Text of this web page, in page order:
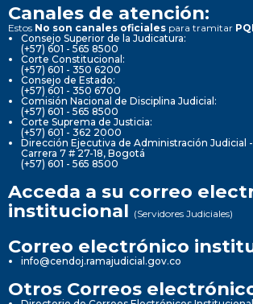
Canales de atención:
Estos No son canales oficiales para tramitar
Consejo Superior de la Judicatura:
(+57) 601 - 565 8500
Corte Constitucional:
(+57) 601 - 350 6200
Consejo de Estado:
(+57) 601 - 350 6700
Comisión Nacional de Disciplina Judicial:
(+57) 601 - 565 8500
Corte Suprema de Justicia:
(+57) 601 - 362 2000
Dirección Ejecutiva de Administración Judicial -
Carrera 7 # 27-18, Bogotá
(+57) 601 - 565 8500
Acceda a su correo
institucional (Servidores Judiciales)
Correo electrónico
info@cendoj.ramajudicial.gov.co
Otros Correos